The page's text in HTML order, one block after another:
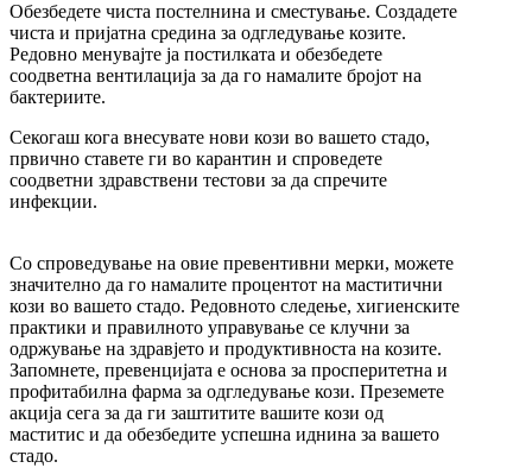
Обезбедете чиста постелнина и сместување. Создадете
чиста и пријатна средина за одгледување козите.
Редовно менувајте ја постилката и обезбедете
соодветна вентилација за да го намалите бројот на
бактериите.
Секогаш кога внесувате нови кози во вашето стадо,
првично ставете ги во карантин и спроведете
соодветни здравствени тестови за да спречите
инфекции.
Со спроведување на овие превентивни мерки, можете
значително да го намалите процентот на маститични
кози во вашето стадо. Редовното следење, хигиенските
практики и правилното управување се клучни за
одржување на здравјето и продуктивноста на козите.
Запомнете, превенцијата е основа за просперитетна и
профитабилна фарма за одгледување кози. Преземете
акција сега за да ги заштитите вашите кози од
маститис и да обезбедите успешна иднина за вашето
стадо.